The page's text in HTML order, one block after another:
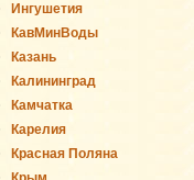
Ингушетия
КавМинВоды
Казань
Калининград
Камчатка
Карелия
Красная Поляна